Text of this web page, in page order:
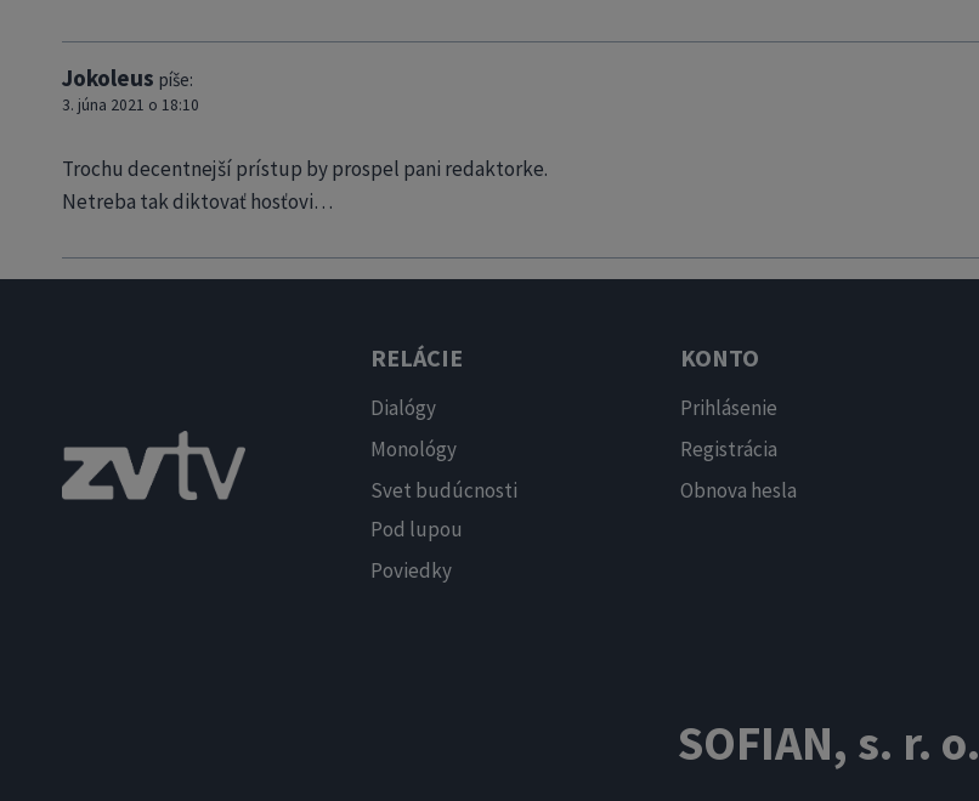
Jokoleus píše:
3. júna 2021 o 18:10
Trochu decentnejší prístup by prospel pani redaktorke.
Netreba tak diktovať hosťovi…
RELÁCIE
Dialógy
Monológy
Svet budúcnosti
Pod lupou
Poviedky
KONTO
Prihlásenie
Registrácia
Obnova hesla
SOFIAN, s. r. o.